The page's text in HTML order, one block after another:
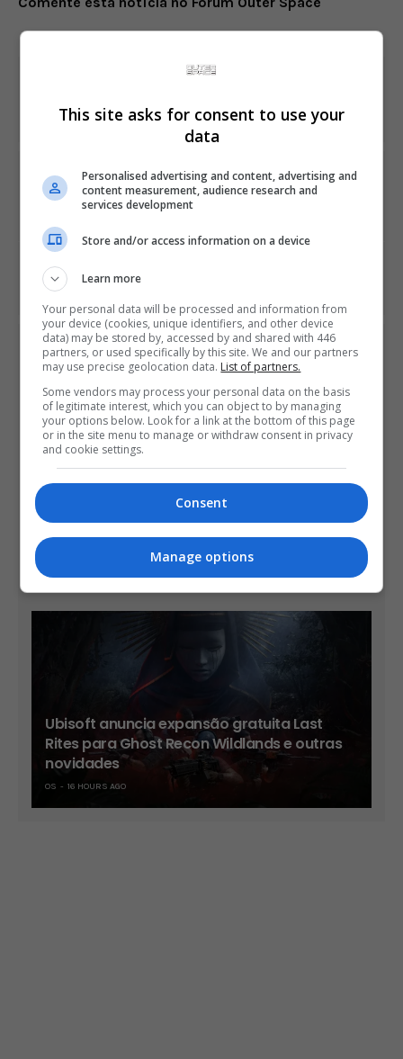
Share This
PREVIOUS ARTICLE
Terceira temporada de Fallout escala ator de Breaking
Bad
Capcom tem lucro recorde pelo nono ano consecutivo
ÚLTIMAS NOTÍCIAS
Trailer mostra novos chefes e cenários de
Onimusha: Way of the Sword
Ubisoft anuncia expansão gratuita Last
Rites para Ghost Recon Wildlands e outras
novidades
OS 16 HOURS AGO
This site asks for consent to use your
data
Personalised advertising and content, advertising and
content measurement, audience research and
services development
Store and/or access information on a device
Learn more
Your personal data will be processed and information from
your device (cookies, unique identifiers, and other device
data) may be stored by, accessed by and shared with 446
partners, or used specifically by this site. We and our partners
may use precise geolocation data. List of partners.
Some vendors may process your personal data on the basis
of legitimate interest, which you can object to by managing
your options below. Look for a link at the bottom of this page
or in the site menu to manage or withdraw consent in privacy
and cookie settings.
Consent
Manage options